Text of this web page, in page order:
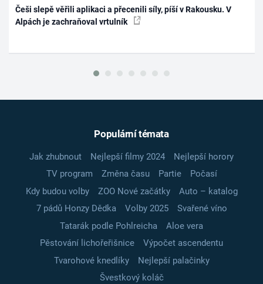
Češi slepě věřili aplikaci a přecenili síly, píší v Rakousku. V
Alpách je zachraňoval vrtulník
Populární témata
Jak zhubnout Nejlepší filmy 2024
Nejlepší horory
TV program
Změna času Partie
Počasí
Kdy budou volby
ZOO Nové začátky
Auto – katalog
7 pádů Honzy Dědka
Volby 2025
Svařené víno
Tatarák podle Pohlreicha
Aloe vera
Pěstování lichořeřišnice
Výpočet ascendentu
Tvarohové knedlíky
Nejlepší palačinky
Švestkový koláč